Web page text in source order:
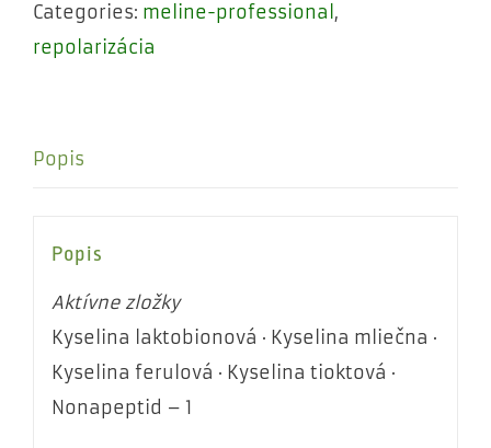
Categories: meline-professional ,
repolarizácia
Popis
Popis
Aktívne zložky
Kyselina laktobionová · Kyselina mliečna ·
Kyselina ferulová · Kyselina tioktová ·
Nonapeptid – 1